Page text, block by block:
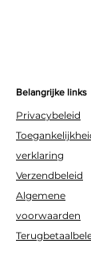
Belangrijke links
Privacybeleid
verklaring
Verzendbeleid
Algemene
voorwaarden